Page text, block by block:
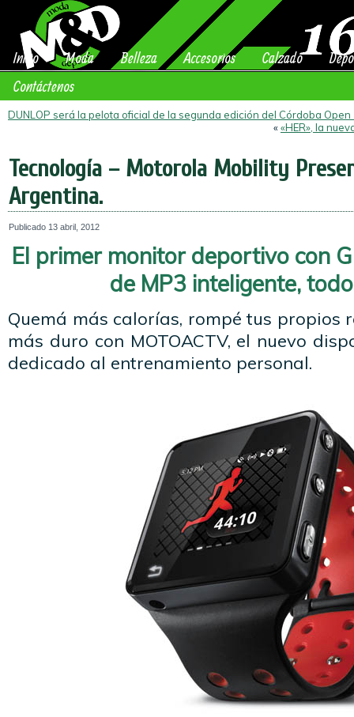
Inicio Moda Belleza Accesorios Calzado
Contáctenos
DUNLOP será la pelota oficial de la segunda edición del Córdoba Open
««HER», la
Tecnología – Motorola Mobility
Argentina.
Publicado 13 abril, 2012
El primer monitor deportivo con
de MP3 inteligente,
Quemá más calorías, rompé tus propios
más duro con MOTOACTV, el nuevo
dedicado al entrenamiento personal.